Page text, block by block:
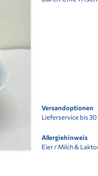
Versandoptionen
Lieferservice bis
Allergiehinweis
Eier / Milch &